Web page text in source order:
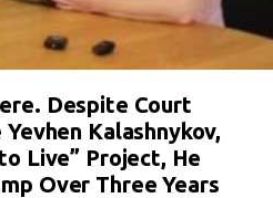
Despite Court
Kalashnykov,
Live” Project, He
Over Three Years